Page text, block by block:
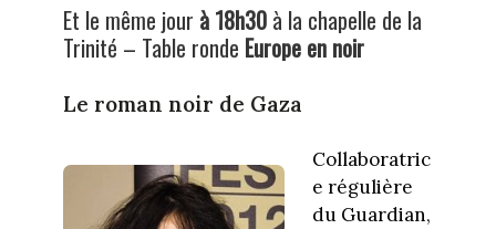
Et le même jour à 18h30à la chapelle de la
Trinité – Table ronde Europe en noir
Le roman noir de Gaza
Collaboratric
e régulière
du Guardian,